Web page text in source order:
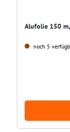
Alufolie 150
noch 5